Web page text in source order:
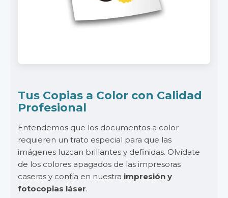
Tus Copias a Color con Calidad
Profesional
Entendemos que los documentos a color
requieren un trato especial para que las
imágenes luzcan brillantes y definidas. Olvídate
de los colores apagados de las impresoras
caseras y confía en nuestra impresión y
fotocopias láser.